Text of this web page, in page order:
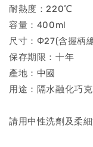
耐熱度：220℃
容量：400ml
尺寸：Φ27(含握柄
保存期限：十年
產地：中國
用途：隔水融化巧克
請用中性洗劑及柔細